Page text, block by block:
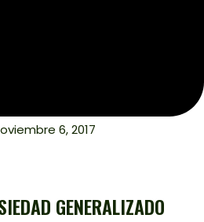
6, 2017
GENERALIZADO